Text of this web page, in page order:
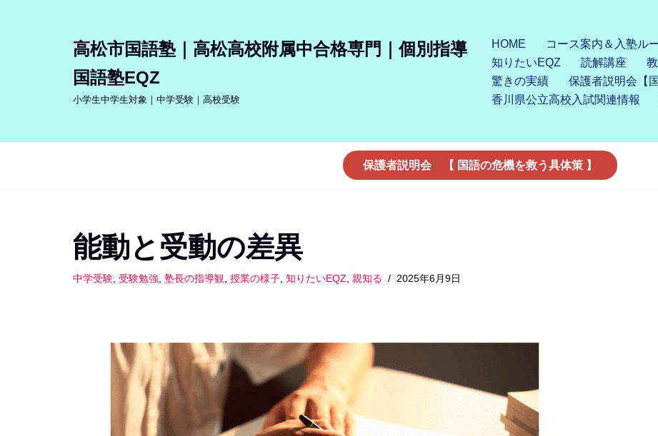
高松市国語塾｜高松高校附属中合格専門｜個別指導
国語塾EQZ
小学生中学生対象｜中学受験｜高校受験
HOME コース案内＆入塾ル
知りたいEQZ
読解講座
驚きの実績
保護者説明会【
香川県公立高校入試関連情報
保護者説明会 【 国語の危機を救う具体策 】
能動と受動の差異
中学受験 受験勉強 塾長の指導観 授業の様子 知りたいEQZ 親知る 2025年6月9日